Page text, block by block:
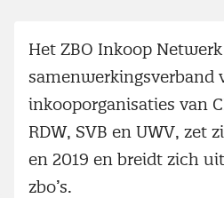
Het ZBO Inkoop
samenwerkingsverband
inkooporganisaties van
RDW, SVB en UWV, zet
en 2019 en breidt zich
zbo’s.